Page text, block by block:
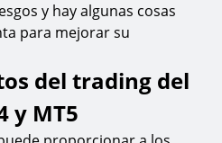
y hay algunas cosas
para mejorar su
del trading del
y MT5